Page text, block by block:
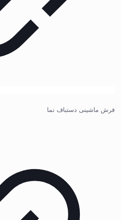
فرش ماشینی دستباف نما